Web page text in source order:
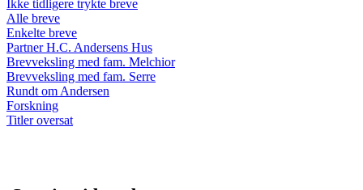
Ikke tidligere trykte breve
Alle breve
Enkelte breve
Partner H.C. Andersens Hus
Brevveksling med fam. Melchior
Brevveksling med fam. Serre
Rundt om Andersen
Forskning
Titler oversat